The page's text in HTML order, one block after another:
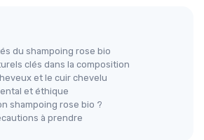
du shampoing rose bio
clés dans la composition
et le cuir chevelu
et éthique
shampoing rose bio ?
à prendre